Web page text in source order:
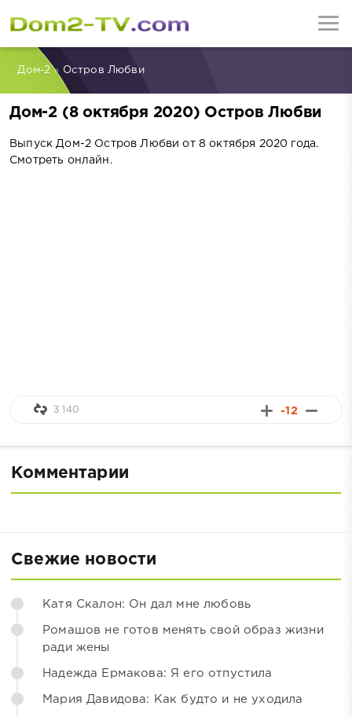
Дом-2» Остров Любви
Дом-2 (8 октября 2020) Остров Любви
Выпуск Дом-2 Остров Любви от 8 октября 2020 года.
Смотреть онлайн.
-12
3 140
Комментарии
Свежие новости
Катя Скалон: Он дал мне любовь
Ромашов не готов менять свой образ жизни
ради жены
Надежда Ермакова: Я его отпустила
Мария Давидова: Как будто и не уходила